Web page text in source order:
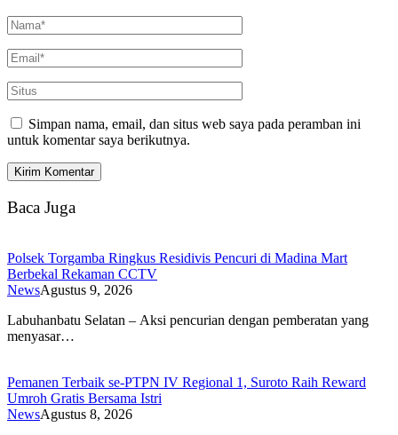
Simpan nama, email, dan situs web saya pada peramban ini
untuk komentar saya berikutnya.
Baca Juga
Polsek Torgamba Ringkus Residivis Pencuri di Madina Mart
Berbekal Rekaman CCTV
NewsAgustus 9, 2026
Labuhanbatu Selatan – Aksi pencurian dengan pemberatan yang
menyasar…
Pemanen Terbaik se-PTPN IV Regional 1, Suroto Raih Reward
Umroh Gratis Bersama Istri
NewsAgustus 8, 2026